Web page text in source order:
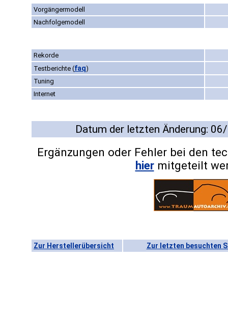
Vorgängermodell
Nachfolgemodell
Rekorde
Testberichte (faq)
Tuning
Internet
Datum der letzten Änderung:
Ergänzungen oder Fehler bei den
hiermitgeteilt
Zur Herstellerübersicht Zur letzten besuchten